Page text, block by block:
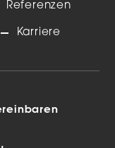
Referenzen
Karriere